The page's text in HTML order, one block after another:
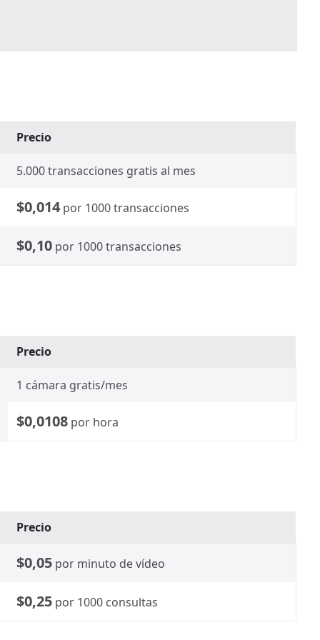
Precio
5.000 transacciones gratis al mes
$0,014 por 1000 transacciones
$0,10 por 1000 transacciones
Precio
1 cámara gratis/mes
$0,0108 por hora
Precio
$0,05 por minuto de vídeo
$0,25 por 1000 consultas